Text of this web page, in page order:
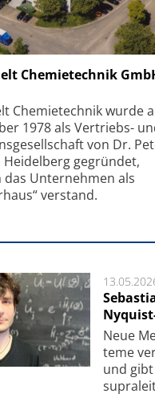
Chemietechnik
Chemietechnik wurde
1978 als Vertriebs-
von Dr.
Heidelberg gegründet,
das Unternehmen als
verstand.
Schäfter + Kirchhoff
Neue
te­me
und